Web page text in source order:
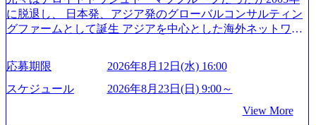
p ## 働き方／WLB／待遇 内装8億円超のかっこいいオフィ
スがあり、 働き甲斐のあるランキング、新卒注目ランキン
ため事業創造の自由度が高く、赤字事業でも投資して長期
的な成長を若手に任せられる環境 対面でのコミュニケーシ
ョンメリットを重視するため出社勤務。1日の労働時間平均
ア組織） 2026年8月22日(土) 10:00～最長16:00 2026年8月10
のキャリアブログ (https://www.accenture.com/jp-ja/blogs/japan-
careers-blog) 江川社長が語る「105点経営」 (https://business.ni
kkei.com/atcl/gen/19/00604/021600008/) 規模拡大で成功する理
6218) 大手広告代理店出身者などマーケティングのトップ人
材が集結するワケ (https://markezine.jp/article/detail/45446) エン
ジニアからコンサルタントへ。会社に入って、何が変わっ
た？ (https://www.businessinsider.jp/post-288838) プラダ：ラグ
に脱退し、 日本発、アジア発のグローバルコンサルティン
グファームとして誕生 アジアを中心とした海外ネットワー
供している日系最大級の総合コンサルティングファーム
『Build Beyond As One ®.』をブランドメッセージに掲げ、
企業や組織の変革を通じて社会や産業の課題を解決し、未
確実な実現と社会的価値及び経済的価値の追求にも貢献 NE
応募期限
2026年8月12日(水) 16:00
スケジュール
2026年8月23日(日) 9:00～
View More